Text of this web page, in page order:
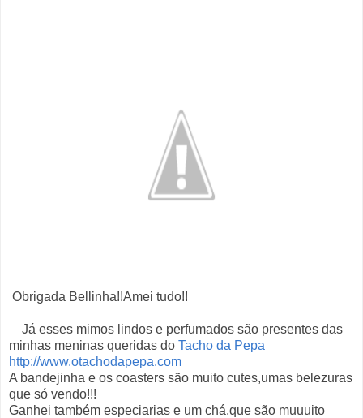
Obrigada Bellinha!!Amei tudo!!
Já esses mimos lindos e perfumados são presentes das
minhas meninas queridas do Tacho da Pepa
http://www.otachodapepa.com
A bandejinha e os coasters são muito cutes,umas belezuras
que só vendo!!!
Ganhei também especiarias e um chá,que são muuuito